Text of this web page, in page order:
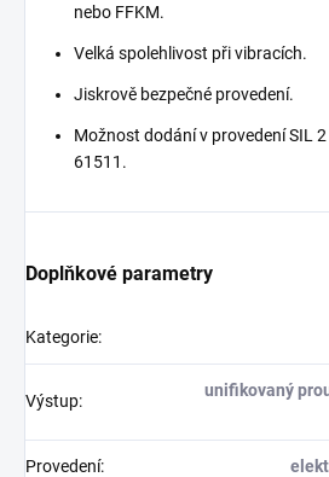
nebo FFKM.
Velká spolehlivost při vibracích.
Jiskrově bezpečné provedení.
Možnost dodání v provedení SIL
61511.
Doplňkové parametry
Kategorie:
Výstup:
unifikovaný
Provedení: